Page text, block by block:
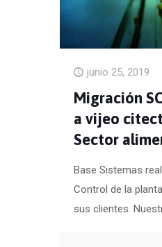
junio 25, 2019
Migración
a vijeo
Sector
Base Sistemas
Control de la
sus clientes.